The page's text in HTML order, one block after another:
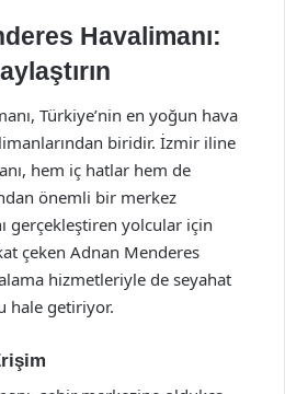
Havalimanı:
Türkiye’nin en yoğun hava
biridir. İzmir iline
hem iç hatlar hem de
önemli bir merkez
gerçekleştiren yolcular için
çeken Adnan Menderes
hizmetleriyle de seyahat
hale getiriyor.